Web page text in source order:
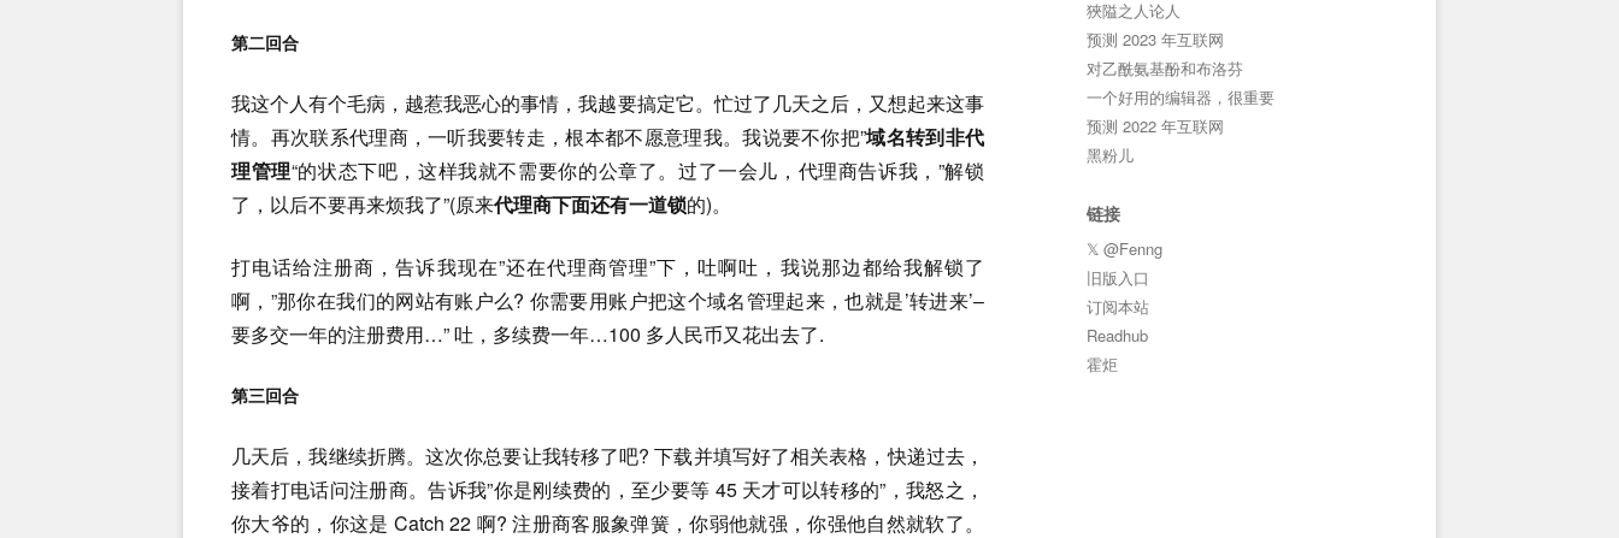
第二回合
我这个人有个毛病，越惹我恶心的事情，我越要搞定它。忙过了几天之后，又想起来这事
情。再次联系代理商，一听我要转走，根本都不愿意理我。我说要不你把”域名转到非代
理管理“的状态下吧，这样我就不需要你的公章了。过了一会儿，代理商告诉我，”解锁
了，以后不要再来烦我了”(原来代理商下面还有一道锁的)。
打电话给注册商，告诉我现在”还在代理商管理”下，吐啊吐，我说那边都给我解锁了
啊，”那你在我们的网站有账户么? 你需要用账户把这个域名管理起来，也就是’转进来’–
要多交一年的注册费用…” 吐，多续费一年…100 多人民币又花出去了.
第三回合
几天后，我继续折腾。这次你总要让我转移了吧? 下载并填写好了相关表格，快递过去，
接着打电话问注册商。告诉我”你是刚续费的，至少要等 45 天才可以转移的”，我怒之，
你大爷的，你这是 Catch 22 啊? 注册商客服象弹簧，你弱他就强，你强他自然就软了。
狹隘之人论人
预测 2023 年互联网
对乙酰氨基酚和布洛芬
一个好用的编辑器，很重要
预测 2022 年互联网
黑粉儿
链接
𝕏 @Fenng
旧版入口
订阅本站
Readhub
霍炬